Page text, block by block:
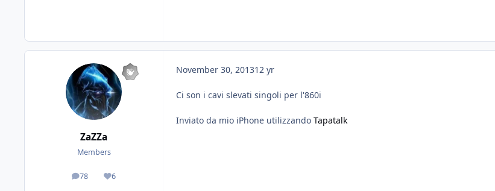
ZaZZa
Members
78
posts 6
Reputation
November 30, 201312 yr
Ci son i cavi slevati singoli per l'860i
Inviato da mio iPhone utilizzando Tapatalk